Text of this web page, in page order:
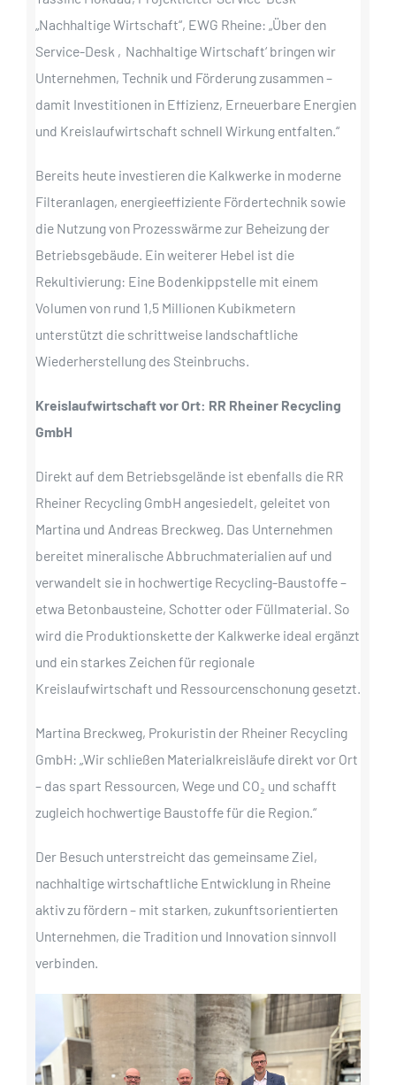
„Nachhaltige Wirtschaft“, EWG Rheine: „Über den
Service-Desk ‚Nachhaltige Wirtschaft‘ bringen wir
Unternehmen, Technik und Förderung zusammen –
damit Investitionen in Effizienz, Erneuerbare Energien
und Kreislaufwirtschaft schnell Wirkung entfalten.“
Bereits heute investieren die Kalkwerke in moderne
Filteranlagen, energieeffiziente Fördertechnik sowie
die Nutzung von Prozesswärme zur Beheizung der
Betriebsgebäude. Ein weiterer Hebel ist die
Rekultivierung: Eine Bodenkippstelle mit einem
Volumen von rund 1,5 Millionen Kubikmetern
unterstützt die schrittweise landschaftliche
Wiederherstellung des Steinbruchs.
Kreislaufwirtschaft vor Ort: RR Rheiner Recycling
GmbH
Direkt auf dem Betriebsgelände ist ebenfalls die RR
Rheiner Recycling GmbH angesiedelt, geleitet von
Martina und Andreas Breckweg. Das Unternehmen
bereitet mineralische Abbruchmaterialien auf und
verwandelt sie in hochwertige Recycling-Baustoffe –
etwa Betonbausteine, Schotter oder Füllmaterial. So
wird die Produktionskette der Kalkwerke ideal ergänzt
und ein starkes Zeichen für regionale
Kreislaufwirtschaft und Ressourcenschonung gesetzt.
Martina Breckweg, Prokuristin der Rheiner Recycling
GmbH: „Wir schließen Materialkreisläufe direkt vor Ort
– das spart Ressourcen, Wege und CO₂ und schafft
zugleich hochwertige Baustoffe für die Region.“
Der Besuch unterstreicht das gemeinsame Ziel,
nachhaltige wirtschaftliche Entwicklung in Rheine
aktiv zu fördern – mit starken, zukunftsorientierten
Unternehmen, die Tradition und Innovation sinnvoll
verbinden.